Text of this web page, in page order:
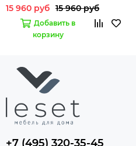
15 960 руб 15 960 руб
Добавить в
корзину
+7 (495) 320-35-45